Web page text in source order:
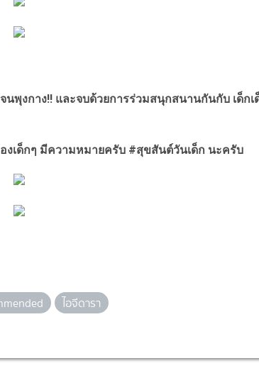
พุงกาง!! และจบด้วยการร่วมสนุกสนานกันกับ เด็กเ
เด็กๆ มีความหมายครับ #สุขสันต์วันเด็ก นะครับ
ไอจีดารา